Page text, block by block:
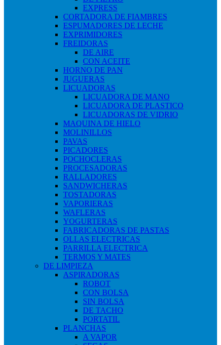
EXPRESS
CORTADORA DE FIAMBRES
ESPUMADORES DE LECHE
EXPRIMIDORES
FREIDORAS
DE AIRE
CON ACEITE
HORNO DE PAN
JUGUERAS
LICUADORAS
LICUADORA DE MANO
LICUADORA DE PLASTICO
LICUADORAS DE VIDRIO
MAQUINA DE HIELO
MOLINILLOS
PAVAS
PICADORES
POCHOCLERAS
PROCESADORAS
RALLADORES
SANDWICHERAS
TOSTADORAS
VAPORIERAS
WAFLERAS
YOGURTERAS
FABRICADORAS DE PASTAS
OLLAS ELECTRICAS
PARRILLA ELECTRICA
TERMOS Y MATES
DE LIMPIEZA
ASPIRADORAS
ROBOT
CON BOLSA
SIN BOLSA
DE TACHO
PORTATIL
PLANCHAS
A VAPOR